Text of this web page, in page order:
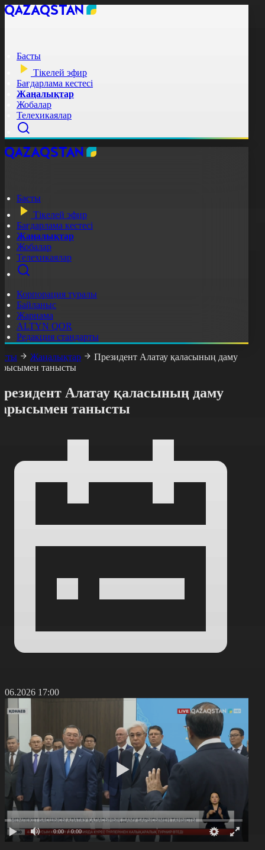
Басты
Тікелей эфир
Бағдарлама кестесі
Жаңалықтар
Жобалар
Телехикаялар
Басты
Тікелей эфир
Бағдарлама кестесі
Жаңалықтар
Жобалар
Телехикаялар
Корпорация туралы
Байланыс
Жарнама
ALTYN QOR
Редакция стандарты
Жаңалықтар
Президент Алатау қаласының даму
танысты
Алатау қаласының даму
танысты
17:00
0:00 / 0:00